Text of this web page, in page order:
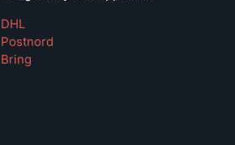
DHL
Postnord
Bring